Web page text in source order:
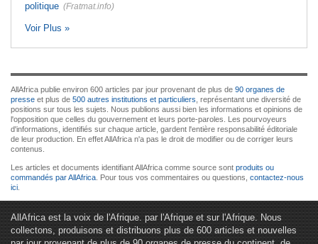
politique (Fratmat.info)
Voir Plus »
AllAfrica publie environ 600 articles par jour provenant de plus de 90 organes de
presse et plus de 500 autres institutions et particuliers , représentant une diversité de
positions sur tous les sujets. Nous publions aussi bien les informations et opinions de
l'opposition que celles du gouvernement et leurs porte-paroles. Les pourvoyeurs
d'informations, identifiés sur chaque article, gardent l'entière responsabilité éditoriale
de leur production. En effet AllAfrica n'a pas le droit de modifier ou de corriger leurs
contenus.
Les articles et documents identifiant AllAfrica comme source sont produits ou
commandés par AllAfrica . Pour tous vos commentaires ou questions, contactez-nous
ici
AllAfrica est la voix de l'Afrique. par l'Afrique et sur l'Afrique. Nous
collectons, produisons et distribuons plus de 600 articles et nouvelles